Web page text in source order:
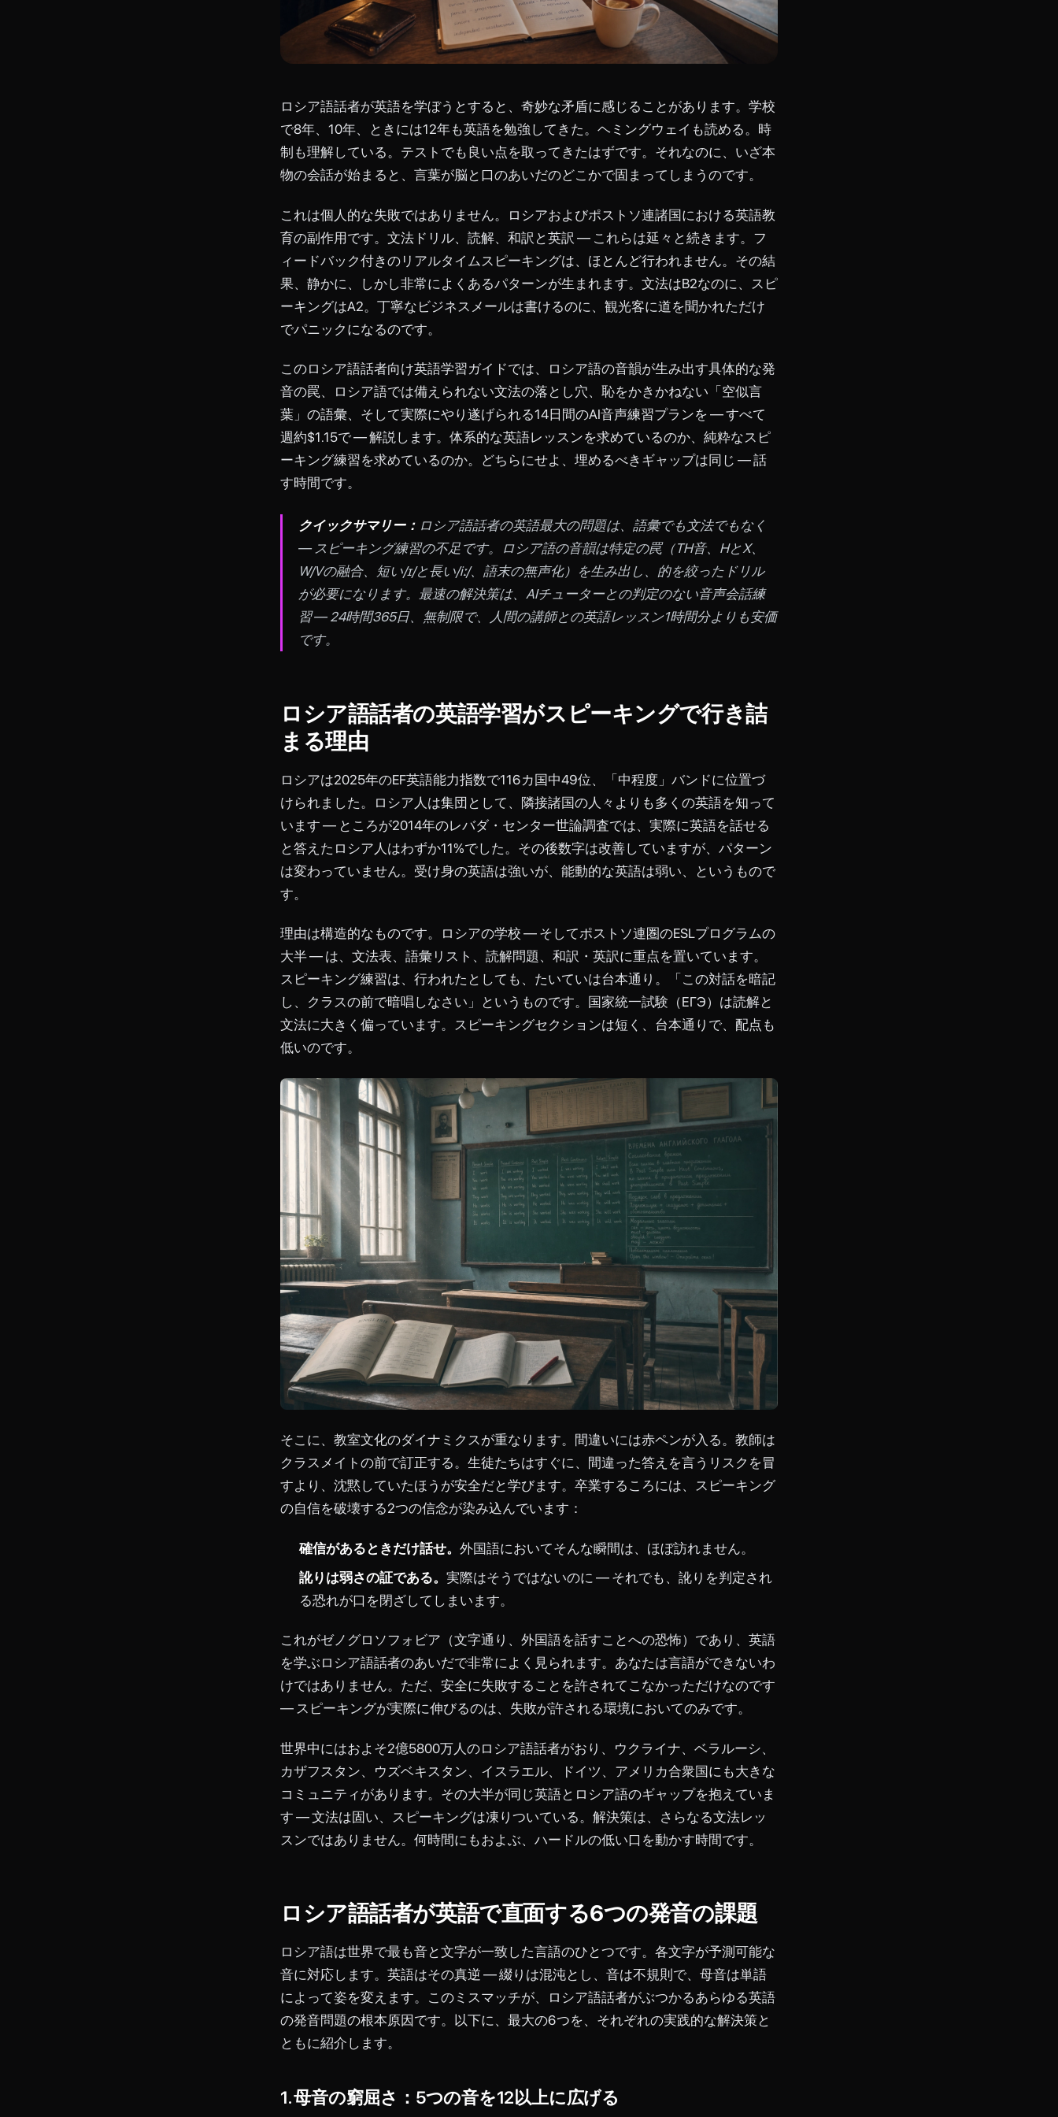
ロシア語話者が英語を学ぼうとすると、奇妙な矛盾に感じることがあります。学校
で8年、10年、ときには12年も英語を勉強してきた。ヘミングウェイも読める。時
制も理解している。テストでも良い点を取ってきたはずです。それなのに、いざ本
物の会話が始まると、言葉が脳と口のあいだのどこかで固まってしまうのです。
これは個人的な失敗ではありません。ロシアおよびポストソ連諸国における英語教
育の副作用です。文法ドリル、読解、和訳と英訳 ― これらは延々と続きます。フ
ィードバック付きのリアルタイムスピーキングは、ほとんど行われません。その結
果、静かに、しかし非常によくあるパターンが生まれます。文法はB2なのに、スピ
ーキングはA2。丁寧なビジネスメールは書けるのに、観光客に道を聞かれただけ
でパニックになるのです。
このロシア語話者向け英語学習ガイドでは、ロシア語の音韻が生み出す具体的な発
音の罠、ロシア語では備えられない文法の落とし穴、恥をかきかねない「空似言
葉」の語彙、そして実際にやり遂げられる14日間のAI音声練習プランを ― すべて
週約$1.15で ― 解説します。体系的な英語レッスンを求めているのか、純粋なスピ
ーキング練習を求めているのか。どちらにせよ、埋めるべきギャップは同じ ― 話
す時間です。
クイックサマリー： ロシア語話者の英語最大の問題は、語彙でも文法でもなく
― スピーキング練習の不足です。ロシア語の音韻は特定の罠（TH音、HとХ、
W/Vの融合、短い/ɪ/と長い/iː/、語末の無声化）を生み出し、的を絞ったドリル
が必要になります。最速の解決策は、AIチューターとの判定のない音声会話練
習 ― 24時間365日、無制限で、人間の講師との英語レッスン1時間分よりも安価
です。
ロシア語話者の英語学習がスピーキングで行き詰
まる理由
ロシアは2025年のEF英語能力指数で116カ国中49位、「中程度」バンドに位置づ
けられました。ロシア人は集団として、隣接諸国の人々よりも多くの英語を知って
います ― ところが2014年のレバダ・センター世論調査では、実際に英語を話せる
と答えたロシア人はわずか11%でした。その後数字は改善していますが、パターン
は変わっていません。受け身の英語は強いが、能動的な英語は弱い、というもので
す。
理由は構造的なものです。ロシアの学校 ― そしてポストソ連圏のESLプログラムの
大半 ― は、文法表、語彙リスト、読解問題、和訳・英訳に重点を置いています。
スピーキング練習は、行われたとしても、たいていは台本通り。「この対話を暗記
し、クラスの前で暗唱しなさい」というものです。国家統一試験（ЕГЭ）は読解と
文法に大きく偏っています。スピーキングセクションは短く、台本通りで、配点も
低いのです。
そこに、教室文化のダイナミクスが重なります。間違いには赤ペンが入る。教師は
クラスメイトの前で訂正する。生徒たちはすぐに、間違った答えを言うリスクを冒
すより、沈黙していたほうが安全だと学びます。卒業するころには、スピーキング
の自信を破壊する2つの信念が染み込んでいます：
確信があるときだけ話せ。 外国語においてそんな瞬間は、ほぼ訪れません。
訛りは弱さの証である。 実際はそうではないのに ― それでも、訛りを判定され
る恐れが口を閉ざしてしまいます。
これがゼノグロソフォビア（文字通り、外国語を話すことへの恐怖）であり、英語
を学ぶロシア語話者のあいだで非常によく見られます。あなたは言語ができないわ
けではありません。ただ、安全に失敗することを許されてこなかっただけなのです
― スピーキングが実際に伸びるのは、失敗が許される環境においてのみです。
世界中にはおよそ2億5800万人のロシア語話者がおり、ウクライナ、ベラルーシ、
カザフスタン、ウズベキスタン、イスラエル、ドイツ、アメリカ合衆国にも大きな
コミュニティがあります。その大半が同じ英語とロシア語のギャップを抱えていま
す ― 文法は固い、スピーキングは凍りついている。解決策は、さらなる文法レッ
スンではありません。何時間にもおよぶ、ハードルの低い口を動かす時間です。
ロシア語話者が英語で直面する6つの発音の課題
ロシア語は世界で最も音と文字が一致した言語のひとつです。各文字が予測可能な
音に対応します。英語はその真逆 ― 綴りは混沌とし、音は不規則で、母音は単語
によって姿を変えます。このミスマッチが、ロシア語話者がぶつかるあらゆる英語
の発音問題の根本原因です。以下に、最大の6つを、それぞれの実践的な解決策と
ともに紹介します。
1. 母音の窮屈さ：5つの音を12以上に広げる